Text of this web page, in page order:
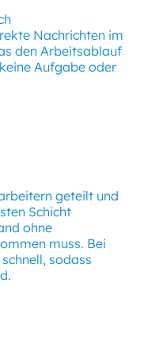
Nachrichten im
den Arbeitsablauf
Aufgabe oder
geteilt und
Schicht
ohne
muss. Bei
sodass